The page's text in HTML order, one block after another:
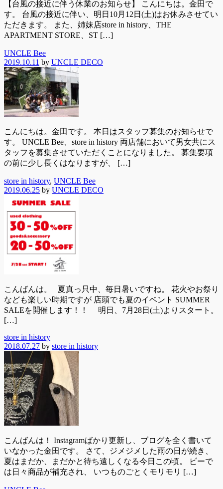
【台風の接近に伴う休業のお知らせ】 こんにちは。金田で
す。 台風の接近に伴い、明日10月12日(土)はお休みさせてい
ただきます。 また、姉妹店store in history、THE
APARTMENT STORE、ST […]
UNCLE Bee
2019.10.11 by UNCLE DECO
こんにちは。金田です。 本日はスタッフ募集のお知らせで
す。 UNCLE Bee、store in history 両店舗において男女共にス
タッフを募集させていただくことになりました。 募集要項
の前に少し長くはなりますが、 […]
store in history, UNCLE Bee
2019.06.25 by UNCLE DECO
こんばんは。 夏真っ只中、毎日暑いですね。 花火やお祭り
なども楽しい時期ですが 店頭でも夏のイベント SUMMER
SALEを開催します！！ 明日、7月28日(土)よりスタート。
[…]
store in history
2018.07.27 by store in history
こんばんは！ Instagramばかり更新し、ブログを全く書いて
いなかった金田です。 さて、ジメジメした雨の日が続き、
夏はまだか、まだかと待ち遠しくなる今日この頃。 ビーで
は日々商品が補充され、 いつものごとくモリモリ […]